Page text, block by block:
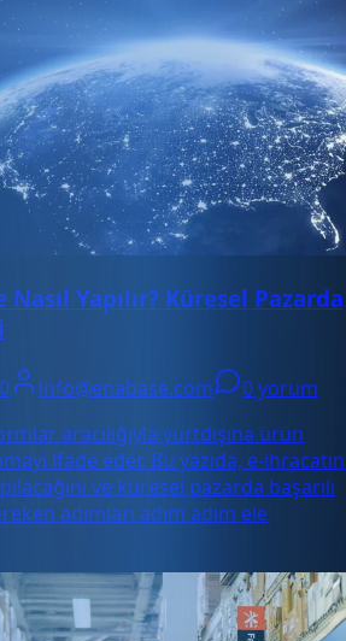
Yapılır? Küresel Pazarda
info@enabase.com
0 yorum
aracılığıyla yurtdışına ürün
ifade eder. Bu yazıda, e-ihracatın
ve küresel pazarda başarılı
adımları adım adım ele